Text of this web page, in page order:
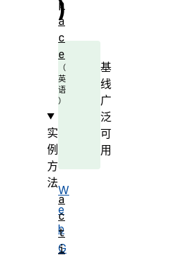
)
基
线
广
泛
可
用
W
e
b
G
p
a
c
e
实
例
方
法
a
c
t
i